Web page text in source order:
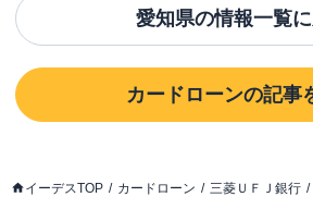
愛知県の情報一覧
カードローンの記事
イーデスTOP カードローン 三菱ＵＦＪ銀行